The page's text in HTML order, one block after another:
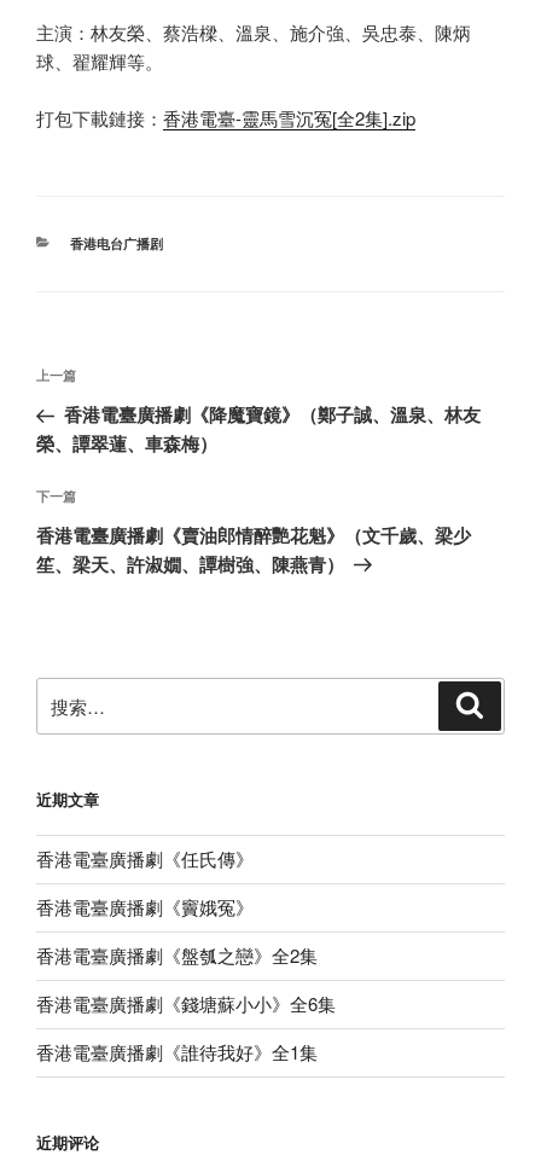
主演：林友榮、蔡浩樑、溫泉、施介強、吳忠泰、陳炳
球、翟耀輝等。
打包下載鏈接： 香港電臺-靈馬雪沉冤[全2集].zip
分
香港电台广播剧
文
导
航
上
一
篇
章
上一篇
香港電臺廣播劇《降魔寶鏡》（鄭子誠、溫泉、林友
榮、譚翠蓮、車森梅）
下
一
篇
下一篇
香港電臺廣播劇《賣油郎情醉艷花魁》（文千歲、梁少
笙、梁天、許淑嫺、譚樹強、陳燕青）
索：
近期文章
香港電臺廣播劇《任氏傳》
香港電臺廣播劇《竇娥冤》
香港電臺廣播劇《盤瓠之戀》全2集
香港電臺廣播劇《錢塘蘇小小》全6集
香港電臺廣播劇《誰待我好》全1集
近期评论